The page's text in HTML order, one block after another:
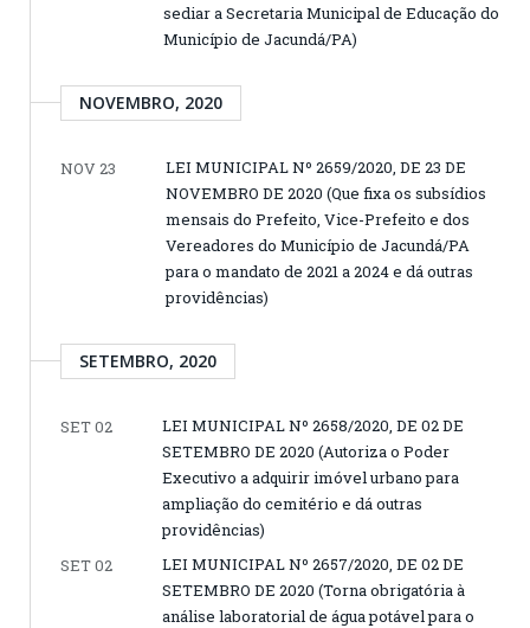
sediar a Secretaria Municipal de Educação do
Município de Jacundá/PA)
NOVEMBRO, 2020
NOV 23
LEI MUNICIPAL Nº 2659/2020, DE 23 DE
NOVEMBRO DE 2020 (Que fixa os subsídios
mensais do Prefeito, Vice-Prefeito e dos
Vereadores do Município de Jacundá/PA
para o mandato de 2021 a 2024 e dá outras
providências)
SETEMBRO, 2020
SET 02
LEI MUNICIPAL Nº 2658/2020, DE 02 DE
SETEMBRO DE 2020 (Autoriza o Poder
Executivo a adquirir imóvel urbano para
ampliação do cemitério e dá outras
providências)
SET 02
LEI MUNICIPAL Nº 2657/2020, DE 02 DE
SETEMBRO DE 2020 (Torna obrigatória à
análise laboratorial de água potável para o